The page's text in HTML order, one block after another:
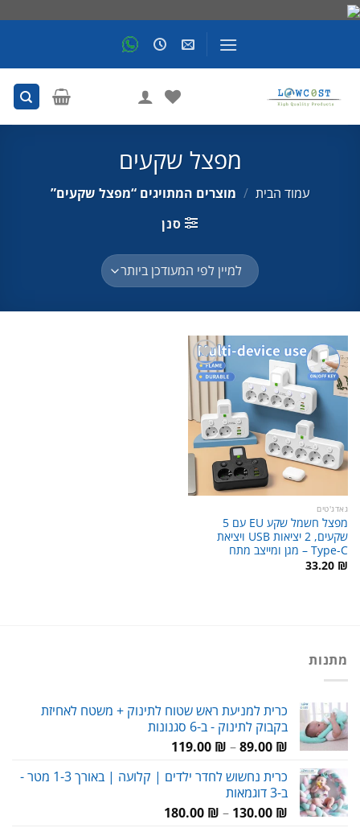
מפצל שקעים
עמוד הבית / מוצרים המתויגים “מפצל שקעים”
סנן
גאדג'טים
מפצל חשמל שקע EU עם 5
שקעים, 2 יציאות USB ויציאת
Type-C – מגן ומייצב מתח
33.20 ₪
מתנות
כרית למניעת ראש שטוח לתינוק + משטח לאחיזת
בקבוק לתינוק - ב-6 סגנונות
89.00 ₪
–
119.00 ₪
כרית נחשוש לחדר ילדים | קלועה | באורך 1-3 מטר -
ב-3 דוגמאות
130.00 ₪
–
180.00 ₪